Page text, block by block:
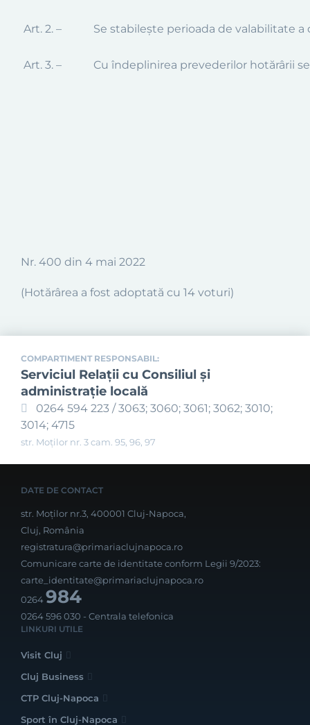
Art. 2. – Se stabileşte perioada de valabilitate
Art. 3. – Cu îndeplinirea prevederilor hotărârii
Nr. 400 din 4 mai 2022
(Hotărârea a fost adoptată cu 14 voturi)
COMPARTIMENT RESPONSABIL:
Serviciul Relaţii cu Consiliul şi
administraţie locală
0264 594 223 / 3063; 3060; 3061; 3062; 3010;
3014; 4715
str. Moților nr. 3 cam. 95, 96, 97
DATE DE CONTACT
str. Moților nr.3, 400001 Cluj-Napoca,
Cluj, România
registratura@primariaclujnapoca.ro
Comunicare carte de identitate conform Legii 9/2023:
carte_identitate@primariaclujnapoca.ro
0264984
0264 596 030 - Centrala telefonica
LINKURI UTILE
Visit Cluj
Cluj Business
CTP Cluj-Napoca
Sport în Cluj-Napoca